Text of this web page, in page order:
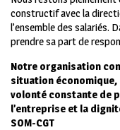
constructif avec la
l’ensemble des salariés.
prendre sa part de
Notre organisation
situation
volonté constante de
l’entreprise et la
SOM-CGT